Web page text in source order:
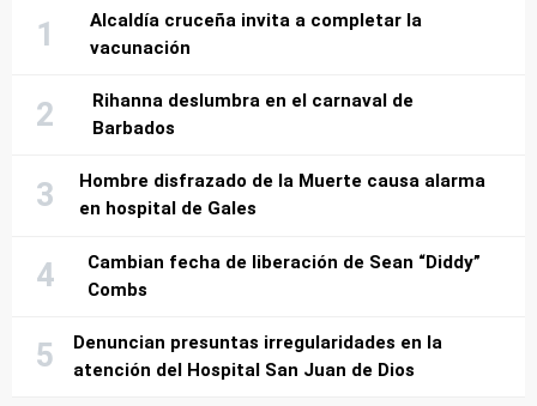
Alcaldía cruceña invita a completar la
vacunación
Rihanna deslumbra en el carnaval de
Barbados
Hombre disfrazado de la Muerte causa alarma
en hospital de Gales
Cambian fecha de liberación de Sean “Diddy”
Combs
Denuncian presuntas irregularidades en la
atención del Hospital San Juan de Dios